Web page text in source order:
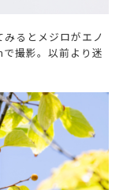
るとメジロがエノ
撮影。以前より迷